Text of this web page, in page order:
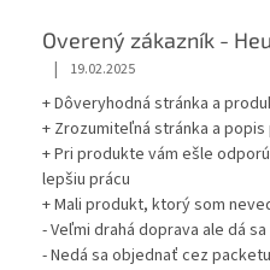
Overený zákazník -
| 19.02.2025
+ Dôveryhodná stránka a
+ Zrozumiteľná stránka a
+ Pri produkte vám ešle
lepšiu prácu
+ Mali produkt, ktorý som
- Veľmi drahá doprava ale dá
- Nedá sa objednať cez packetu